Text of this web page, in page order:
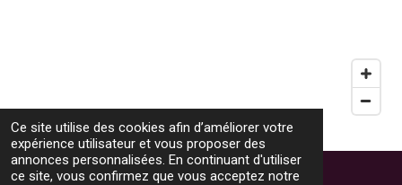
Ce site utilise des cookies afin d’améliorer votre
expérience utilisateur et vous proposer des
annonces personnalisées. En continuant d'utiliser
ce site, vous confirmez que vous acceptez notre
HAUT